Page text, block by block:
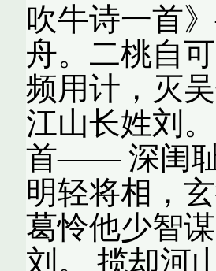
吹牛诗一首
舟。二桃自
频用计，灭
江山长姓刘
首—— 深闺耻
明轻将相，
葛怜他少智
刘。 揽却河